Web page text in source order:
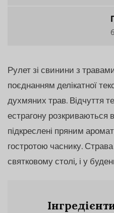
Рулет зі свинини з
поєднанням делікатної
духмяних трав. Відчуття
естрагону
підкреслені пряним
гостротою часнику.
святковому столі, і у